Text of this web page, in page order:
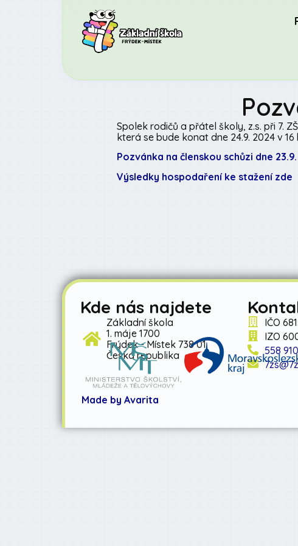
Spolek rodičů a přátel školy, z.s. při 7.
která se bude konat dne 24.9. 2024 v
Pozvánka na členskou schůzi dne
Výsledky hospodaření ke stažení zde
Kde nás najdete
Základní škola
1. máje 1700
Frýdek - Místek 738 01
Česká republika
IČO
IZO
558
Made by Avarita